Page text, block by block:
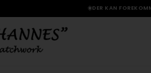
☀️DER KAN